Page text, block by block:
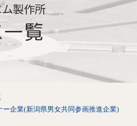
製作所
覧
ー企業(新潟県男女共同参画推進企業)